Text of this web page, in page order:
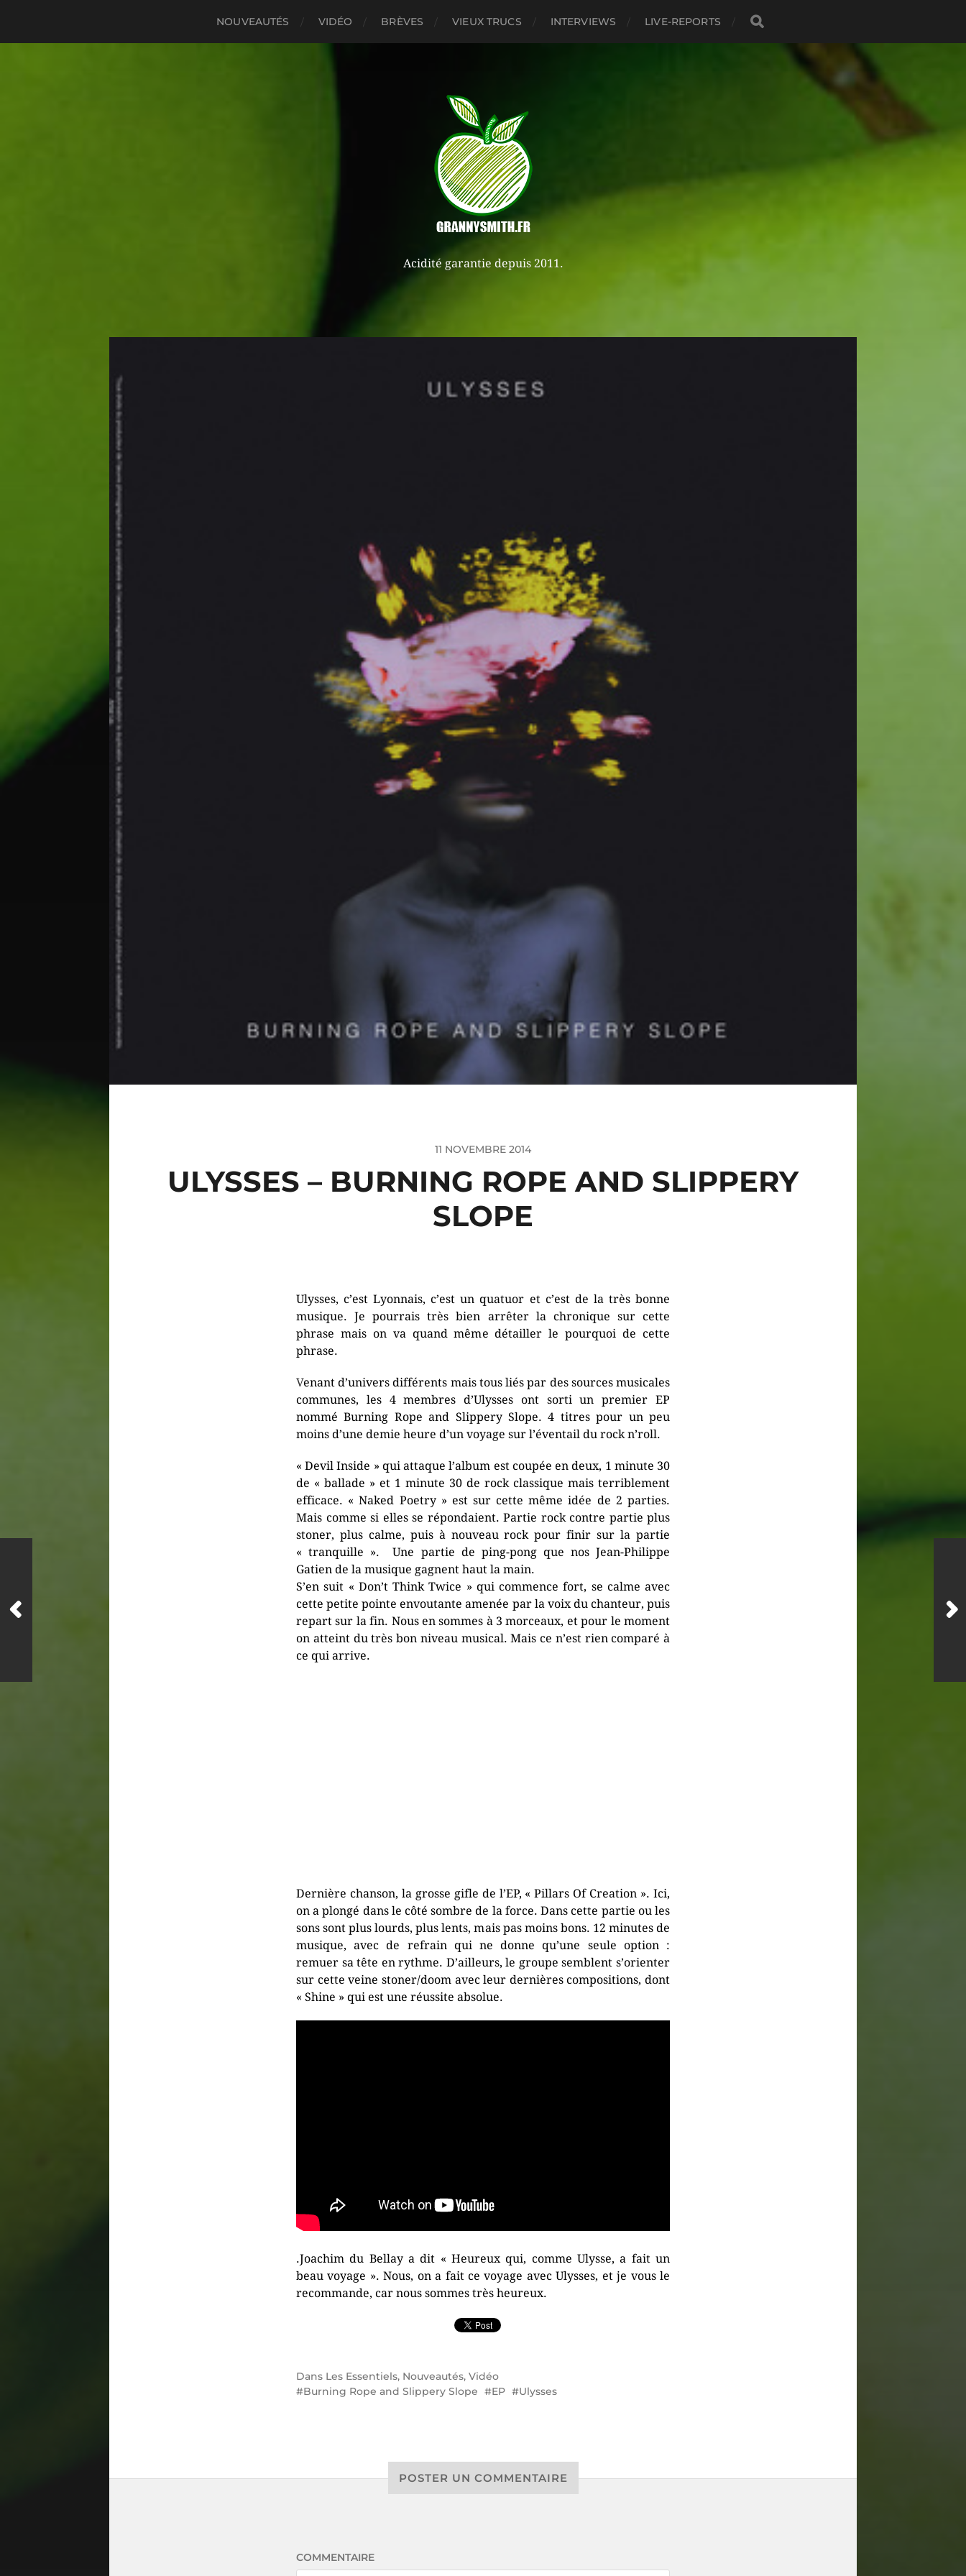
NOUVEAUTÉS VIDÉO BRÈVES VIEUX TRUCS INTERVIEWS LIVE-REPORTS
Acidité garantie depuis 2011.
11 NOVEMBRE 2014
ULYSSES – BURNING ROPE AND SLIPPERY
SLOPE
Ulysses, c’est Lyonnais, c’est un quatuor et c’est de la très bonne
musique. Je pourrais très bien arrêter la chronique sur cette
phrase mais on va quand même détailler le pourquoi de cette
phrase.
Venant d’univers différents mais tous liés par des sources musicales
communes, les 4 membres d’Ulysses ont sorti un premier EP
nommé Burning Rope and Slippery Slope. 4 titres pour un peu
moins d’une demie heure d’un voyage sur l’éventail du rock n’roll.
« Devil Inside » qui attaque l’album est coupée en deux, 1 minute 30
de « ballade » et 1 minute 30 de rock classique mais terriblement
efficace. « Naked Poetry » est sur cette même idée de 2 parties.
Mais comme si elles se répondaient. Partie rock contre partie plus
stoner, plus calme, puis à nouveau rock pour finir sur la partie
« tranquille ». Une partie de ping-pong que nos Jean-Philippe
Gatien de la musique gagnent haut la main.
S’en suit « Don’t Think Twice » qui commence fort, se calme avec
cette petite pointe envoutante amenée par la voix du chanteur, puis
repart sur la fin. Nous en sommes à 3 morceaux, et pour le moment
on atteint du très bon niveau musical. Mais ce n’est rien comparé à
ce qui arrive.
Dernière chanson, la grosse gifle de l’EP, « Pillars Of Creation ». Ici,
on a plongé dans le côté sombre de la force. Dans cette partie ou les
sons sont plus lourds, plus lents, mais pas moins bons. 12 minutes de
musique, avec de refrain qui ne donne qu’une seule option :
remuer sa tête en rythme. D’ailleurs, le groupe semblent s’orienter
sur cette veine stoner/doom avec leur dernières compositions, dont
« Shine » qui est une réussite absolue.
.Joachim du Bellay a dit « Heureux qui, comme Ulysse, a fait un
beau voyage ». Nous, on a fait ce voyage avec Ulysses, et je vous le
recommande, car nous sommes très heureux.
Dans Les Essentiels, Nouveautés, Vidéo
Burning Rope and Slippery Slope
EP Ulysses
POSTER UN COMMENTAIRE
COMMENTAIRE